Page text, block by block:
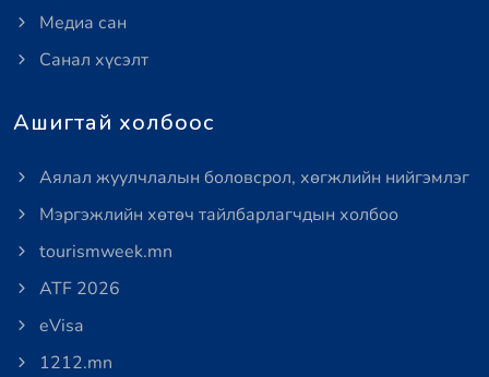
Медиа сан
Санал хүсэлт
Ашигтай холбоос
Аялал жуулчлалын боловсрол, хөгжлийн нийгэмлэг
Мэргэжлийн хөтөч тайлбарлагчдын холбоо
tourismweek.mn
ATF 2026
eVisa
1212.mn